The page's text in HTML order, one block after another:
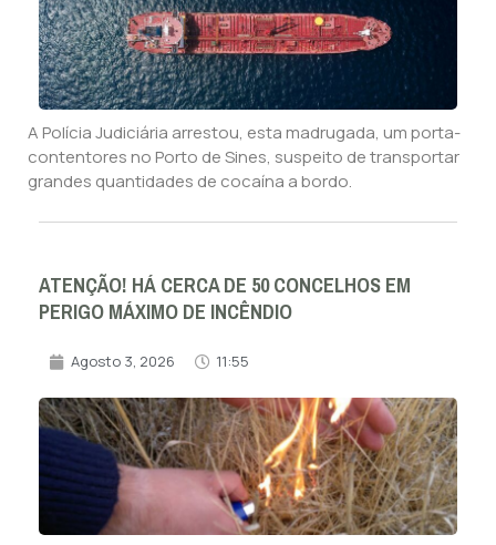
A Polícia Judiciária arrestou, esta madrugada, um porta-
contentores no Porto de Sines, suspeito de transportar
grandes quantidades de cocaína a bordo.
ATENÇÃO! HÁ CERCA DE 50 CONCELHOS EM
PERIGO MÁXIMO DE INCÊNDIO
Agosto 3, 2026 11:55